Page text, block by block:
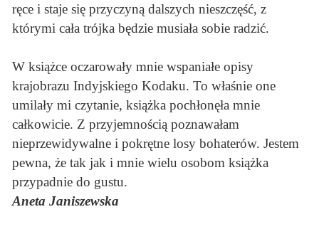
ręce i staje się przyczyną dalszych nieszczęść, z
którymi cała trójka będzie musiała sobie radzić.
W książce oczarowały mnie wspaniałe opisy
krajobrazu Indyjskiego Kodaku. To właśnie one
umilały mi czytanie, książka pochłonęła mnie
całkowicie. Z przyjemnością poznawałam
nieprzewidywalne i pokrętne losy bohaterów. Jestem
pewna, że tak jak i mnie wielu osobom książka
przypadnie do gustu.
Aneta Janiszewska